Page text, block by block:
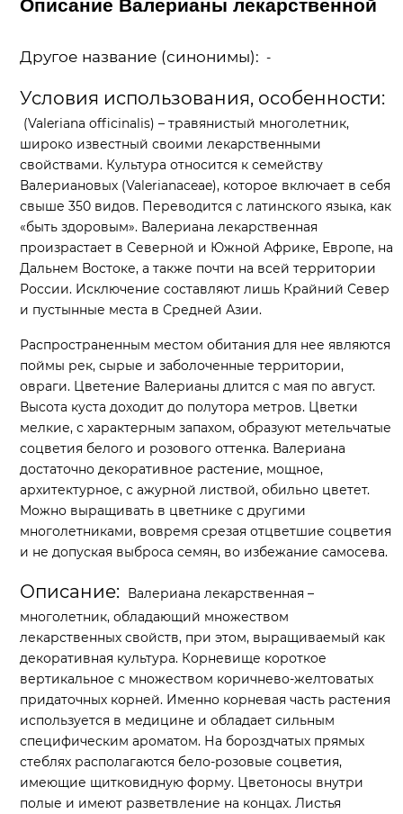
Описание Валерианы лекарственной
Другое название (синонимы): -
Условия использования, особенности:
(Valeriana officinalis) – травянистый многолетник,
широко известный своими лекарственными
свойствами. Культура относится к семейству
Валериановых (Valerianaceae), которое включает в себя
свыше 350 видов. Переводится с латинского языка, как
«быть здоровым». Валериана лекарственная
произрастает в Северной и Южной Африке, Европе, на
Дальнем Востоке, а также почти на всей территории
России. Исключение составляют лишь Крайний Север
и пустынные места в Средней Азии.
Распространенным местом обитания для нее являются
поймы рек, сырые и заболоченные территории,
овраги. Цветение Валерианы длится с мая по август.
Высота куста доходит до полутора метров. Цветки
мелкие, с характерным запахом, образуют метельчатые
соцветия белого и розового оттенка. Валериана
достаточно декоративное растение, мощное,
архитектурное, с ажурной листвой, обильно цветет.
Можно выращивать в цветнике с другими
многолетниками, вовремя срезая отцветшие соцветия
и не допуская выброса семян, во избежание самосева.
Описание: Валериана лекарственная –
многолетник, обладающий множеством
лекарственных свойств, при этом, выращиваемый как
декоративная культура. Корневище короткое
вертикальное с множеством коричнево-желтоватых
придаточных корней. Именно корневая часть растения
используется в медицине и обладает сильным
специфическим ароматом. На бороздчатых прямых
стеблях располагаются бело-розовые соцветия,
имеющие щитковидную форму. Цветоносы внутри
полые и имеют разветвление на концах. Листья